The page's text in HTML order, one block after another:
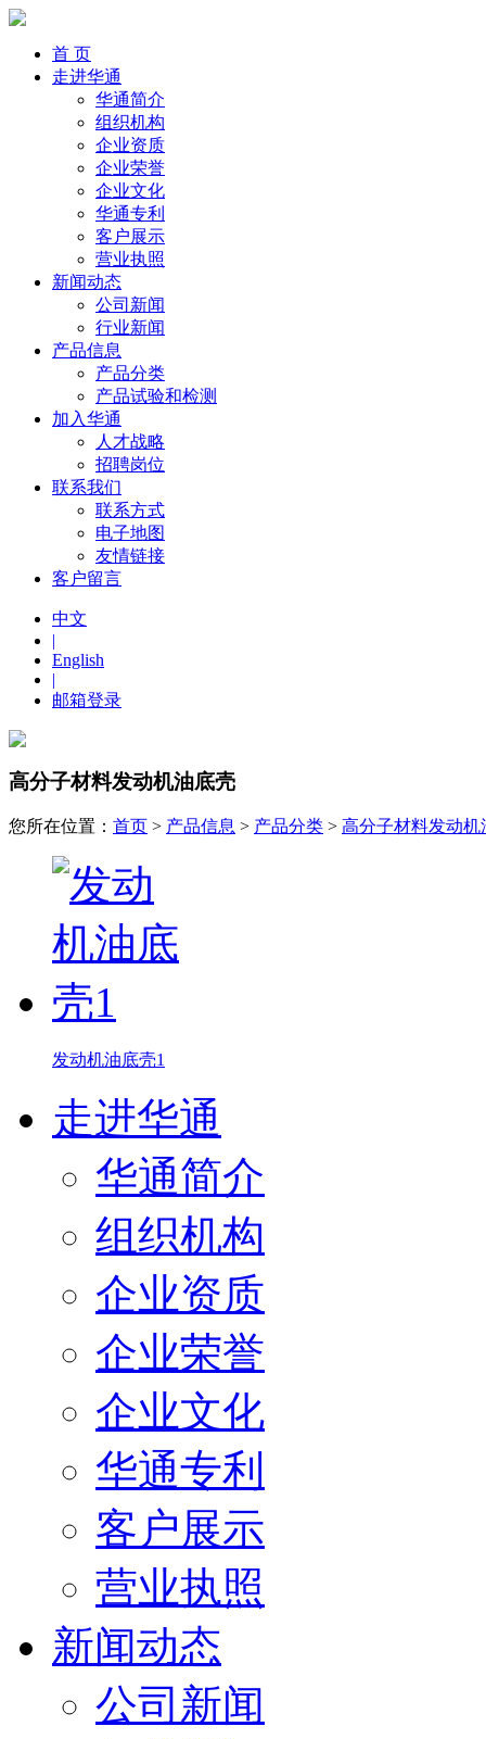
首 页
走进华通
华通简介
组织机构
企业资质
企业荣誉
企业文化
华通专利
客户展示
营业执照
新闻动态
公司新闻
行业新闻
产品信息
产品分类
产品试验和检测
加入华通
人才战略
招聘岗位
联系我们
联系方式
电子地图
友情链接
客户留言
中文
|
English
|
邮箱登录
高分子材料发动机油底壳
您所在位置： 首页 > 产品信息 > 产品分类 > 高分子材料发动机
发动机油底壳1
走进华通
华通简介
组织机构
企业资质
企业荣誉
企业文化
华通专利
客户展示
营业执照
新闻动态
公司新闻